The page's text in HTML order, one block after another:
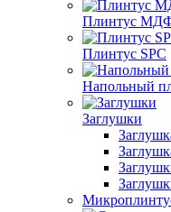
Плинтус
Плинтус SPC
Напольный
Заглушки